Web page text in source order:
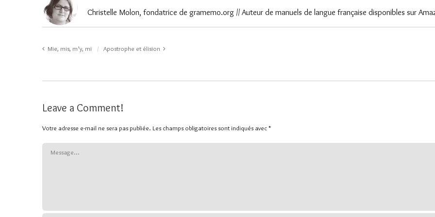
Christelle Molon, fondatrice de gramemo.org // Auteur de manuels de langue française disponibles sur
Mie, mis, m’y, mi Apostrophe et élision
Leave a Comment!
Votre adresse e-mail ne sera pas publiée. Les champs obligatoires sont indiqués avec*